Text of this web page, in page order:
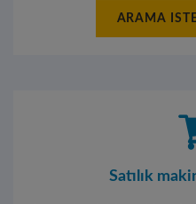
ARAMA
Satılık